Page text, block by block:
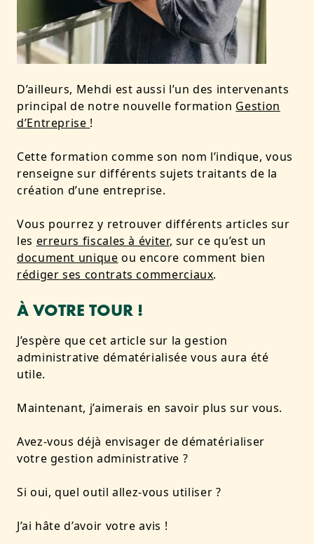
D’ailleurs, Mehdi est aussi l’un des intervenants
principal de notre nouvelle formation Gestion
d’Entreprise !
Cette formation comme son nom l’indique, vous
renseigne sur différents sujets traitants de la
création d’une entreprise.
Vous pourrez y retrouver différents articles sur
les erreurs fiscales à éviter, sur ce qu’est un
document unique ou encore comment bien
rédiger ses contrats commerciaux.
À VOTRE TOUR !
J’espère que cet article sur la gestion
administrative dématérialisée vous aura été
utile.
Maintenant, j’aimerais en savoir plus sur vous.
Avez-vous déjà envisager de dématérialiser
votre gestion administrative ?
Si oui, quel outil allez-vous utiliser ?
J’ai hâte d’avoir votre avis !